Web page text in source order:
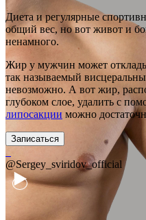
Диета и регулярные
общий вес, но вот живот и
ненамного.
Жир у мужчин может
так называемый
невозможно. А вот жир,
глубоком слое, удалить с
липосакции можно
Записаться
@Sergey_sviridov_official